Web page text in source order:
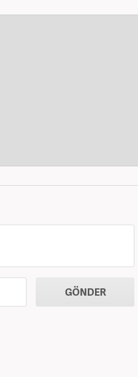
GÖNDER